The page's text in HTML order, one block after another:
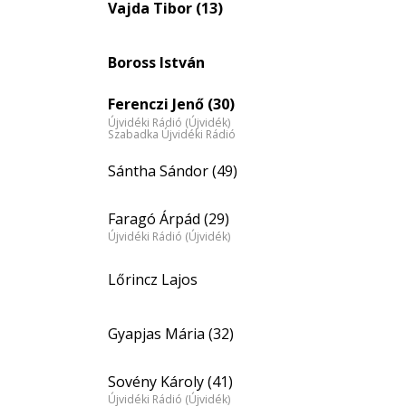
Vajda Tibor (13)
Boross István
Ferenczi Jenő (30)
Újvidéki Rádió (Újvidék)
Szabadka Újvidéki Rádió
Sántha Sándor (49)
Faragó Árpád (29)
Újvidéki Rádió (Újvidék)
Lőrincz Lajos
Gyapjas Mária (32)
Sovény Károly (41)
Újvidéki Rádió (Újvidék)